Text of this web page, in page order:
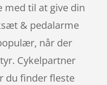
til at give din
& pedalarme
når der
Cykelpartner
du finder fleste